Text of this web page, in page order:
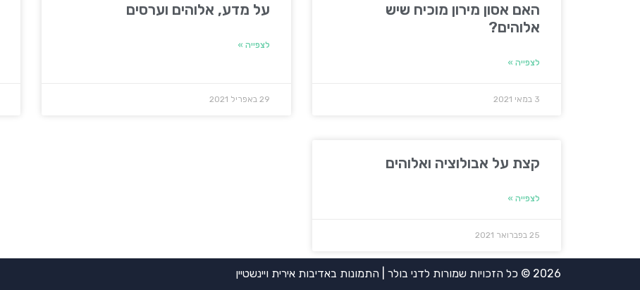
האם אסון מירון מוכיח שיש
אלוהים?
לצפייה »
3 במאי 2021
על מדע, אלוהים וערסים
לצפייה »
29 באפריל 2021
קצת על אבולוציה ואלוהים
לצפייה »
25 בפברואר 2021
2026 © כל הזכויות שמורות לדני בולר | התמונות באדיבות אירית ויינשטיין